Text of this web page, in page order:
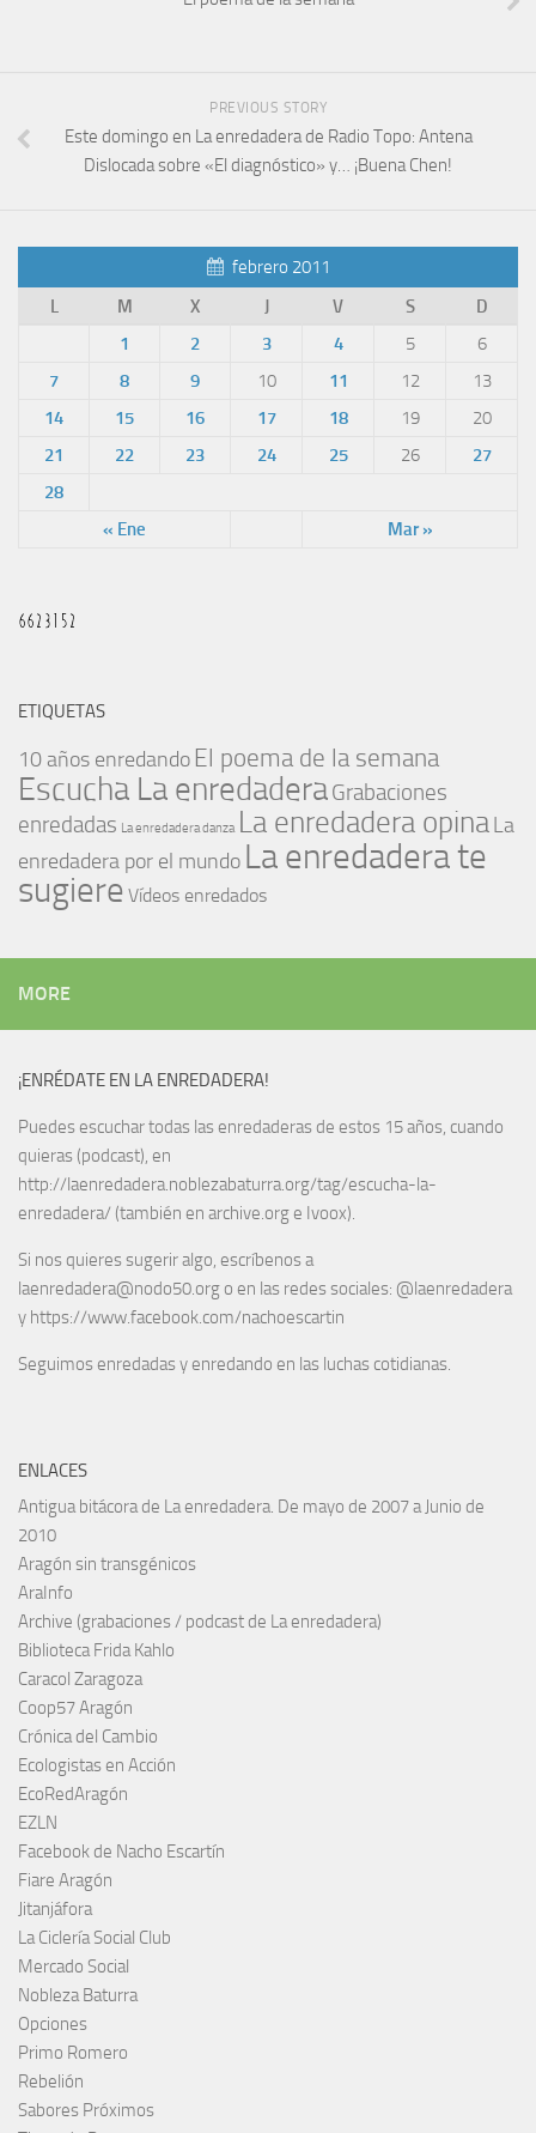
PREVIOUS STORY
Este domingo en La enredadera de Radio Topo: Antena
Dislocada sobre «El diagnóstico» y… ¡Buena Chen!
febrero 2011
L
M X J V S D
« Ene Mar »
1 2 3 4 5
6
7
8 9 10 11 12
13
14
15 16 17 18 19
20
21
22 23 24 25 26
27
28
ETIQUETAS
10 años enredando El poema de la semana
Escucha La enredaderaGrabaciones
enredadas La enredadera danza La enredadera opinaLa
enredadera por el mundo La enredadera te
sugiere Vídeos enredados
MORE
¡ENRÉDATE EN LA ENREDADERA!
Puedes escuchar todas las enredaderas de estos 15 años, cuando
quieras (podcast), en
http://laenredadera.noblezabaturra.org/tag/escucha-la-
enredadera/ (también en archive.org e Ivoox).
Si nos quieres sugerir algo, escríbenos a
laenredadera@nodo50.org o en las redes sociales: @laenredadera
y https://www.facebook.com/nachoescartin
Seguimos enredadas y enredando en las luchas cotidianas.
ENLACES
Antigua bitácora de La enredadera. De mayo de 2007 a Junio de
2010
Aragón sin transgénicos
AraInfo
Archive (grabaciones / podcast de La enredadera)
Biblioteca Frida Kahlo
Caracol Zaragoza
Coop57 Aragón
Crónica del Cambio
Ecologistas en Acción
EcoRedAragón
EZLN
Facebook de Nacho Escartín
Fiare Aragón
Jitanjáfora
La Ciclería Social Club
Mercado Social
Nobleza Baturra
Opciones
Primo Romero
Rebelión
Sabores Próximos